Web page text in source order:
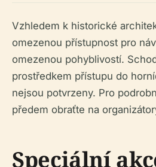
Vzhledem k historické
omezenou přístupnost pro
omezenou pohyblivostí.
prostředkem přístupu do
nejsou potvrzeny. Pro
předem obraťte na
Speciální